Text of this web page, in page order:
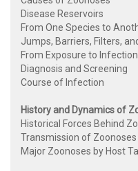
Disease Reservoirs
From One Species to
Jumps, Barriers, Filters,
From Exposure to Infection
Diagnosis and Screening
Course of Infection
History and Dynamics of
Historical Forces Behind
Transmission of Zoonoses
Major Zoonoses by Host